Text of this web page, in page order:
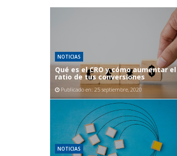
NOTICIAS
Qué es el CRO y cómo aumentar el
ratio de tus conversiones
Publicado en: 25 septiembre, 2020
NOTICIAS